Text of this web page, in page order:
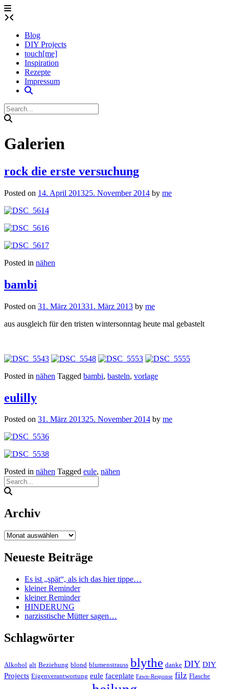
Skip
to
Blog
DIY Projects
touch[me]
Inspiration
Rezepte
Impressum
Galerien
rock die erste versuchung
Posted on 14. April 201325. November 2014 by me
Posted in nähen
bambi
Posted on 31. März 201331. März 2013 by me
aus ausgleich für den tristen wintersonntag heute mal gebastelt
Posted in nähen Tagged bambi, basteln, vorlage
eulilly
Posted on 31. März 201325. November 2014 by me
Posted in nähen Tagged eule, nähen
Archiv
Archiv
Neueste Beiträge
Es ist „spät“, als ich das hier tippe…
kleiner Reminder
kleiner Reminder
HINDERUNG
narzisstische Mütter sagen…
Schlagwörter
Alkohol alt Beziehung blond blumenstrauss blythe danke DIY DIY
Projects Eigenverantwortung eule faceplate Fawn-Response filz Flasche